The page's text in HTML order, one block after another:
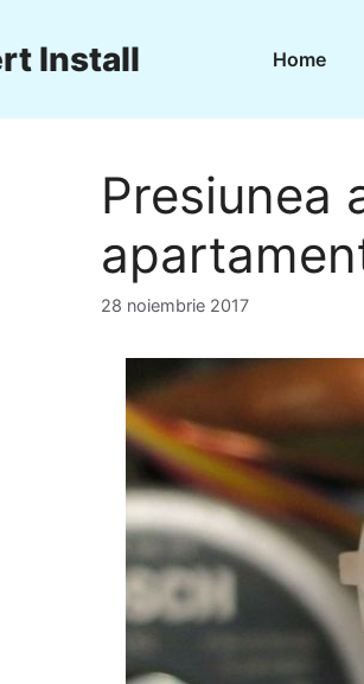
Install Home
Presiunea
28 noiembrie 2017